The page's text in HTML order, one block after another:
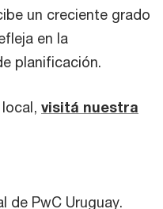
un creciente grado
en la
planificación.
visitá nuestra
de PwC Uruguay.